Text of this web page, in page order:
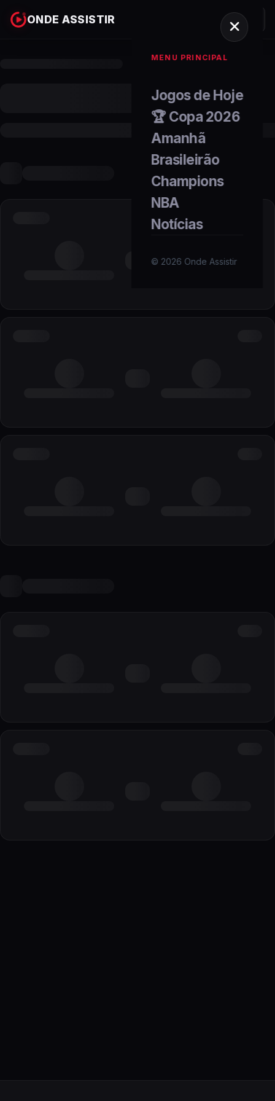
ONDE ASSISTIR
MENU PRINCIPAL
Jogos de Hoje
🏆 Copa 2026
Amanhã
Brasileirão
Champions
NBA
Notícias
© 2026 Onde Assistir